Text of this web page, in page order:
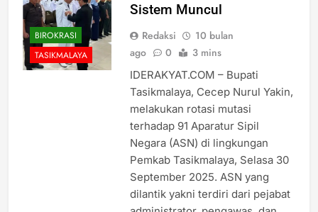
BIROKRASI
TASIKMALAYA
Sistem Muncul
Redaksi
10 bulan
ago
0 3 mins
IDERAKYAT.COM – Bupati
Tasikmalaya, Cecep Nurul Yakin,
melakukan rotasi mutasi
terhadap 91 Aparatur Sipil
Negara (ASN) di lingkungan
Pemkab Tasikmalaya, Selasa 30
September 2025. ASN yang
dilantik yakni terdiri dari pejabat